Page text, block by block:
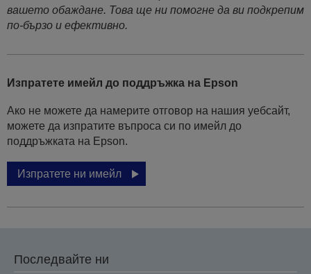
вашето обаждане. Това ще ни помогне да ви подкрепим
по-бързо и ефективно.
Изпратете имейл до поддръжка на Epson
Ако не можете да намерите отговор на нашия уебсайт,
можете да изпратите въпроса си по имейл до
поддръжката на Epson.
Изпратете ни имейл
Последвайте ни